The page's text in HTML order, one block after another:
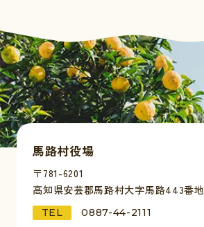
馬路村役場
〒781-6201
高知県安芸郡馬路村大字馬路443番地
TEL
0887-44-2111